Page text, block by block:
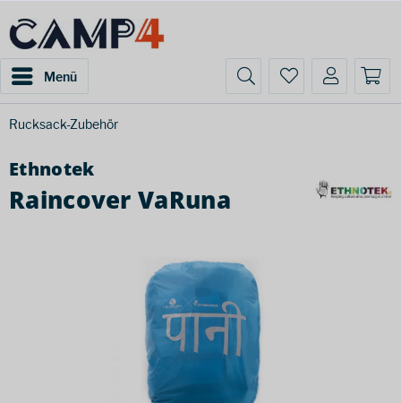
Menü
Rucksack-Zubehör
Ethnotek
Raincover VaRuna